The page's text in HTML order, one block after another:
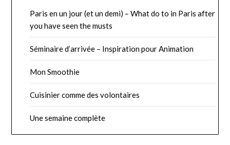
Paris en un jour (et un demi) – What do to in Paris after
you have seen the musts
Séminaire d’arrivée – Inspiration pour Animation
Mon Smoothie
Cuisinier comme des volontaires
Une semaine complète